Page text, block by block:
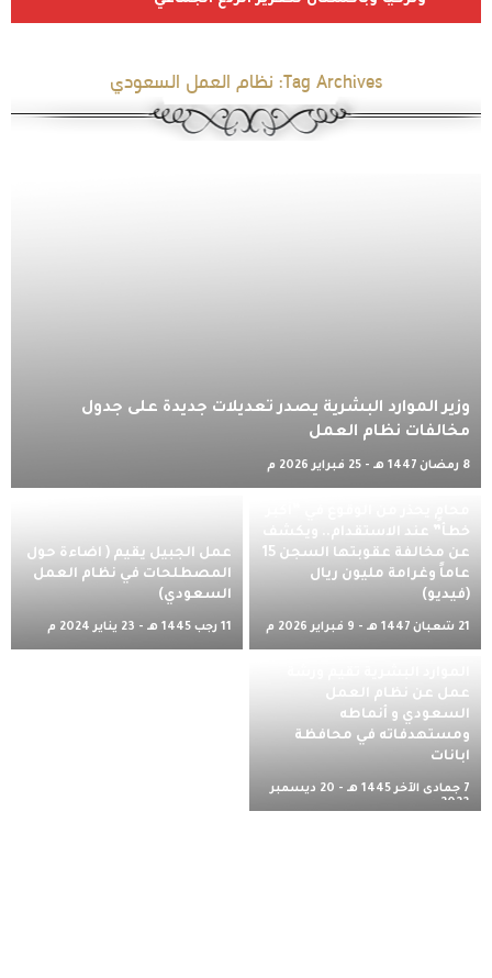
Tag Archives: نظام العمل السعودي
وزير الموارد البشرية يصدر تعديلات جديدة على جدول
مخالفات نظام العمل
8 رمضان 1447 هـ - 25 فبراير 2026 م
خطأ” عند الاستقدام.. ويكشف
عن مخالفة عقوبتها السجن 15
عاماً وغرامة مليون ريال
(فيديو)
21 شعبان 1447 هـ - 9 فبراير 2026 م
عمل الجبيل يقيم ( اضاءة حول
المصطلحات في نظام العمل
السعودي)
11 رجب 1445 هـ - 23 يناير 2024 م
عمل عن نظام العمل
السعودي و أنماطه
ومستهدفاته في محافظة
ابانات
7 جمادى الآخر 1445 هـ - 20 ديسمبر
2023 م